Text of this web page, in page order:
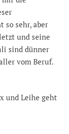
sehr, aber
und seine
sind dünner
vom Beruf.
und Leihe geht